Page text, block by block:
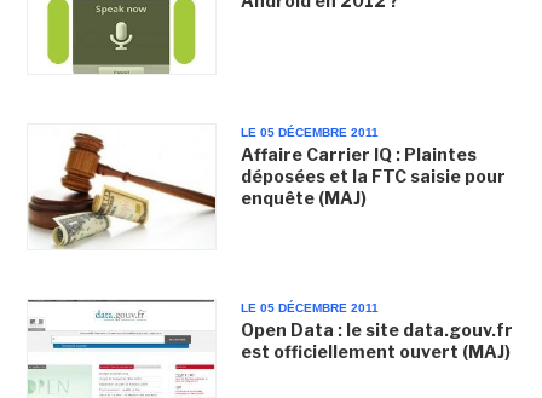
LE 05 DÉCEMBRE 2011
Affaire Carrier IQ : Plaintes
déposées et la FTC saisie pour
enquête (MAJ)
LE 05 DÉCEMBRE 2011
Open Data : le site data.gouv.fr
est officiellement ouvert (MAJ)